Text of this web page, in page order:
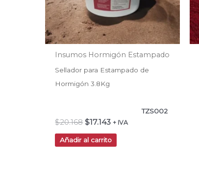
Insumos Hormigón Estampado
Sellador para Estampado de
Hormigón 3.8Kg
TZS002
$20.168 $17.143 + IVA
Añadir al carrito